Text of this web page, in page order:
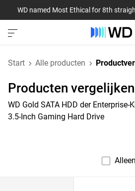
WD named Most Ethical for 8th
Start Alle producten
Producten vergelijken
WD Gold SATA HDD der Enterprise-
3.5-Inch Gaming Hard Drive